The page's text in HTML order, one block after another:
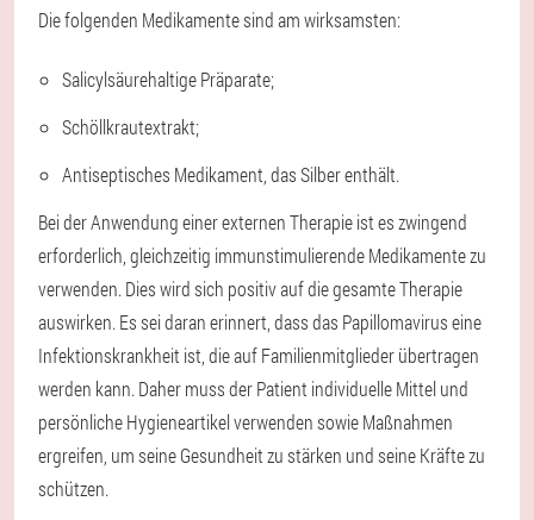
Die folgenden Medikamente sind am wirksamsten:
Salicylsäurehaltige Präparate;
Schöllkrautextrakt;
Antiseptisches Medikament, das Silber enthält.
Bei der Anwendung einer externen Therapie ist es zwingend
erforderlich, gleichzeitig immunstimulierende Medikamente zu
verwenden. Dies wird sich positiv auf die gesamte Therapie
auswirken. Es sei daran erinnert, dass das Papillomavirus eine
Infektionskrankheit ist, die auf Familienmitglieder übertragen
werden kann. Daher muss der Patient individuelle Mittel und
persönliche Hygieneartikel verwenden sowie Maßnahmen
ergreifen, um seine Gesundheit zu stärken und seine Kräfte zu
schützen.